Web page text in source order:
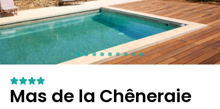
Mas de la Chêneraie